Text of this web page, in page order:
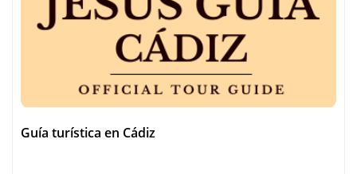
Guía turística en Cádiz